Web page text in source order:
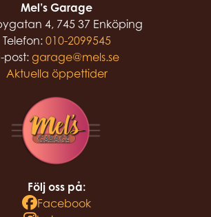
Mel’s Garage
4, 745 37 Enköping
Telefon: 010-2099545
post: garage@mels.se
Aktuella öppettider
Följ oss på:
Facebook